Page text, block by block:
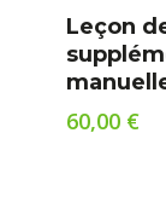
Leçon
60,00 €